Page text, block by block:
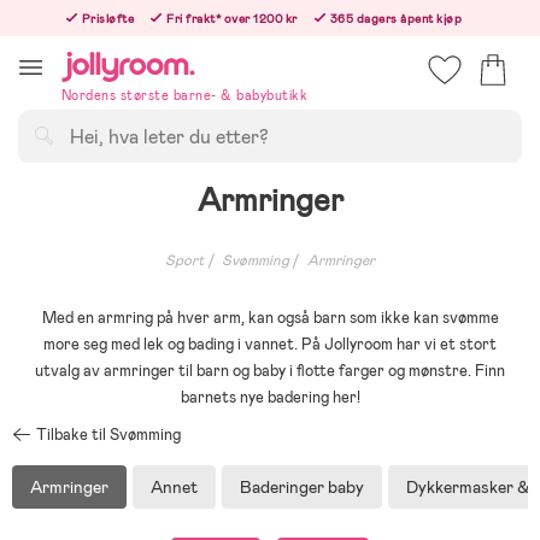
innehållet
Prisløfte Fri frakt* over 1200 kr
365 dagers åpent kjøp
Nordens største barne- & babybutikk
Armringer
Sport Svømming Armringer
Med en armring på hver arm, kan også barn som ikke kan svømme
more seg med lek og bading i vannet. På Jollyroom har vi et stort
utvalg av armringer til barn og baby i flotte farger og mønstre. Finn
barnets nye badering her!
Tilbake til Svømming
Armringer Annet Baderinger baby Dykkermasker &